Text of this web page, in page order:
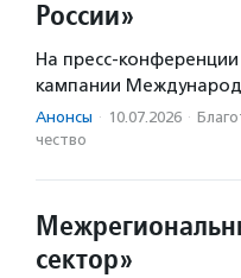
России»
На пресс-
кампании
Анонсы · 10.07.2026 ·
чест­во
сектор»